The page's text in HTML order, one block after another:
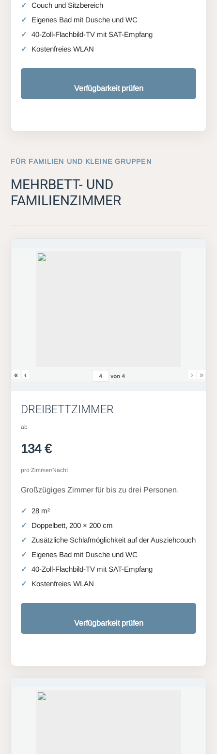
Couch und Sitzbereich
Eigenes Bad mit Dusche und WC
40-Zoll-Flachbild-TV mit SAT-Empfang
Kostenfreies WLAN
Verfügbarkeit prüfen
FÜR FAMILIEN UND KLEINE GRUPPEN
MEHRBETT- UND
FAMILIENZIMMER
« ‹ von4 › »
DREIBETTZIMMER
ab
134 €
pro Zimmer/Nacht
Großzügiges Zimmer für bis zu drei Personen.
28 m²
Doppelbett, 200 × 200 cm
Zusätzliche Schlafmöglichkeit auf der Ausziehcouch
Eigenes Bad mit Dusche und WC
40-Zoll-Flachbild-TV mit SAT-Empfang
Kostenfreies WLAN
Verfügbarkeit prüfen